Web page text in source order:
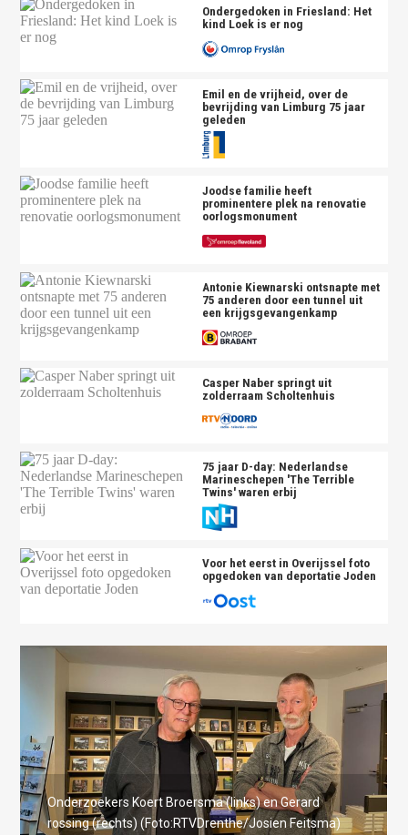
Ondergedoken in Friesland: Het
kind Loek is er nog
Emil en de vrijheid, over de
bevrijding van Limburg 75 jaar
geleden
Joodse familie heeft
prominentere plek na renovatie
oorlogsmonument
Antonie Kiewnarski ontsnapte met
75 anderen door een tunnel uit
een krijgsgevangenkamp
Casper Naber springt uit
zolderraam Scholtenhuis
75 jaar D-day: Nederlandse
Marineschepen 'The Terrible
Twins' waren erbij
Voor het eerst in Overijssel foto
opgedoken van deportatie Joden
Onderzoekers Koert Broersma (links) en Gerard
rossing (rechts) (Foto:RTVDrenthe/Josien Feitsma)